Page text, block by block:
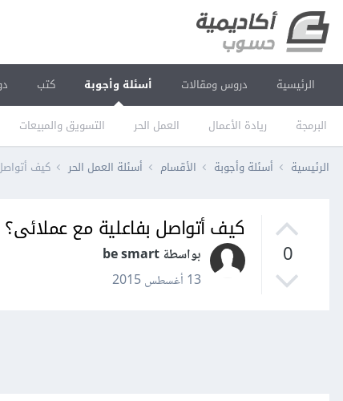
الرئيسية دروس ومقالات أسئلة وأجوبة
البرمجة ريادة الأعمال العمل الحر التسويق والمبيعات
كتب
الرئيسية أسئلة وأجوبة الأقسام أسئلة العمل الحر كيف
0
كيف أتواصل بفاعلية مع عملائى؟
بواسطة be smart
13 أغسطس 2015